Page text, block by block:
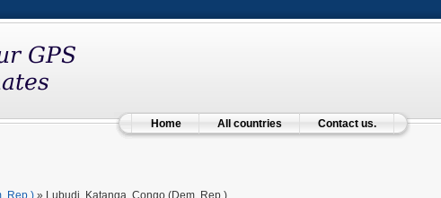
Home All countries Contact us.
Rep.) » Lubudi, Katanga, Congo (Dem. Rep.)